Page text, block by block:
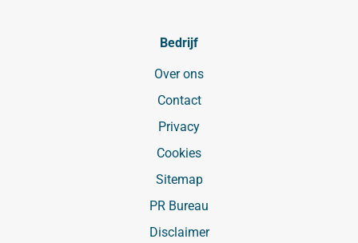
Bedrijf
Over ons
Contact
Privacy
Cookies
Sitemap
PR Bureau
Disclaimer